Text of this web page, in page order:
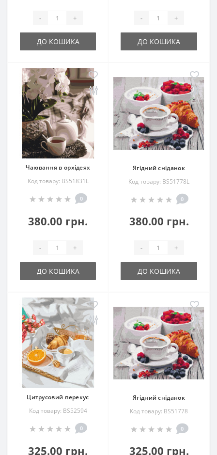
- +
ДО КОШИКА
- +
ДО КОШИКА
Чаювання в орхідеях
Код товару: BS51831L
0
380.00 грн.
- +
ДО КОШИКА
Ягідний сніданок
Код товару: BS51778L
0
380.00 грн.
- +
ДО КОШИКА
Цитрусовий перекус
Код товару: BS52594
0
325.00 грн.
Ягідний сніданок
Код товару: BS51778
0
325.00 грн.